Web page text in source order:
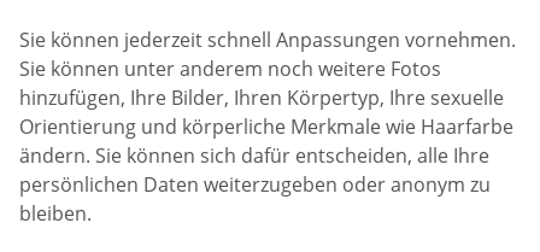
Sie können jederzeit schnell Anpassungen vornehmen.
Sie können unter anderem noch weitere Fotos
hinzufügen, Ihre Bilder, Ihren Körpertyp, Ihre sexuelle
Orientierung und körperliche Merkmale wie Haarfarbe
ändern. Sie können sich dafür entscheiden, alle Ihre
persönlichen Daten weiterzugeben oder anonym zu
bleiben.